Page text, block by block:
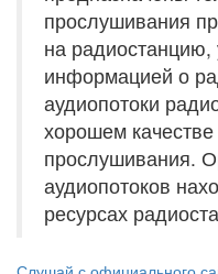
прослушивания
на радиостанцию,
информацией о
аудиопотоки
хорошем
прослушивания.
аудиопотоков
ресурсах